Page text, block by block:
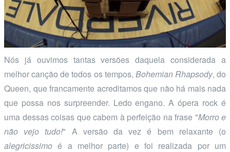
Nós já ouvimos tantas versões daquela considerada a
melhor canção de todos os tempos, Bohemian Rhapsody, do
Queen, que francamente acreditamos que não há mais nada
que possa nos surpreender. Ledo engano. A ópera rock é
uma dessas coisas que cabem à perfeição na frase "Morro e
não vejo tudo!" A versão da vez é bem relaxante (o
alegricissimo é a melhor parte) e foi realizada por um